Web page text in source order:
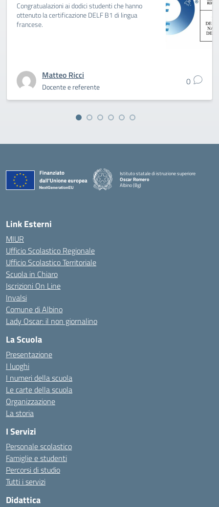
Congratualazioni ai dodici studenti che hanno
ottenuto la certificazione DELF B1 di lingua
francese.
Matteo Ricci
Docente e referente 0
Istituto statale di istruzione superiore
Oscar Romero
Albino (Bg)
Link Esterni
MIUR
Ufficio Scolastico Regionale
Ufficio Scolastico Territoriale
Scuola in Chiaro
Iscrizioni On Line
Invalsi
Comune di Albino
Lady Oscar: il non giornalino
La Scuola
Presentazione
I luoghi
I numeri della scuola
Le carte della scuola
Organizzazione
La storia
I Servizi
Personale scolastico
Famiglie e studenti
Percorsi di studio
Tutti i servizi
Didattica